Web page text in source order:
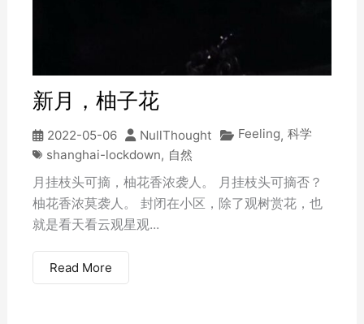
新月，柚子花
2022-05-06 NullThought Feeling, 科学
shanghai-lockdown, 自然
月挂枝头可摘，柚花香浓袭人。 月挂枝头可摘否？
柚花香浓莫袭人。 封闭在小区，除了观树赏花，也
就是看天看云观星观...
Read More